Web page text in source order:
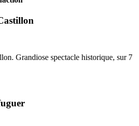
Grandiose spectacle historique, sur 7